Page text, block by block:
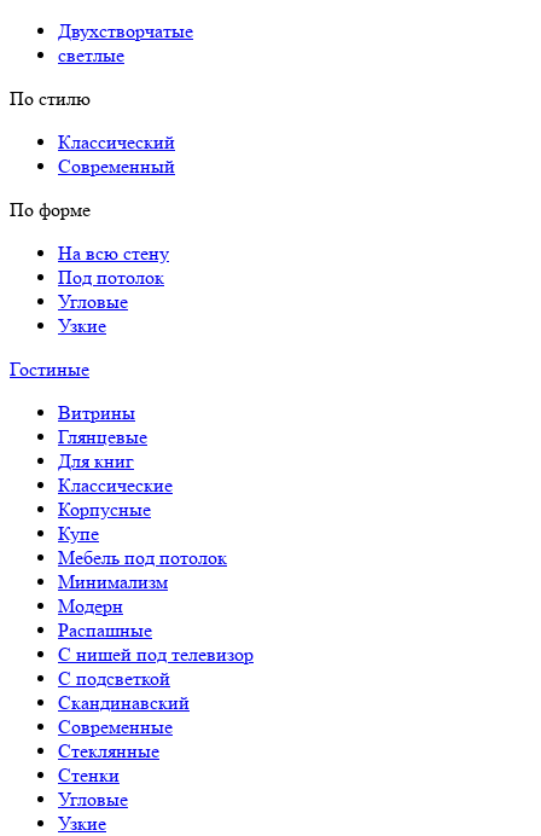
Двухстворчатые
светлые
По стилю
Классический
Современный
По форме
На всю стену
Под потолок
Угловые
Узкие
Гостиные
Витрины
Глянцевые
Для книг
Классические
Корпусные
Купе
Мебель под потолок
Минимализм
Модерн
Распашные
С нишей под телевизор
С подсветкой
Скандинавский
Современные
Стеклянные
Стенки
Угловые
Узкие